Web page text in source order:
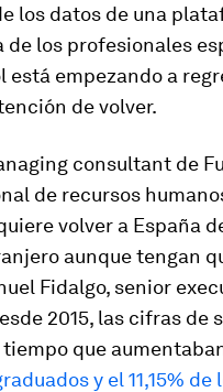
los datos de una
los profesionales
está empezando a
de volver.
consultant de
de recursos
volver a España
aunque tengan
Fidalgo, senior
2015, las cifras
que
y el 11,15%